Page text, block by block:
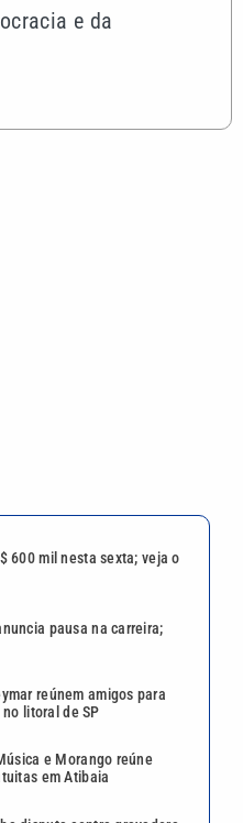
e da
em Atibaia
disputa contra gravadora
pela Justiça
Quina 7086 sorteia R$ 600 mil